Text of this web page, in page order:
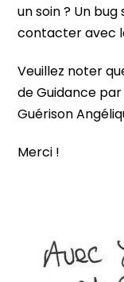
un soin ? Un bug
contacter avec
Veuillez noter
de Guidance
Guérison
Merci !